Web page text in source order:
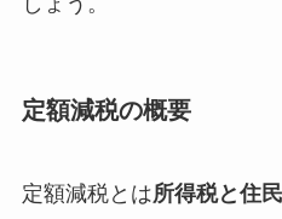
定額減税の概要
定額減税とは所得税と住